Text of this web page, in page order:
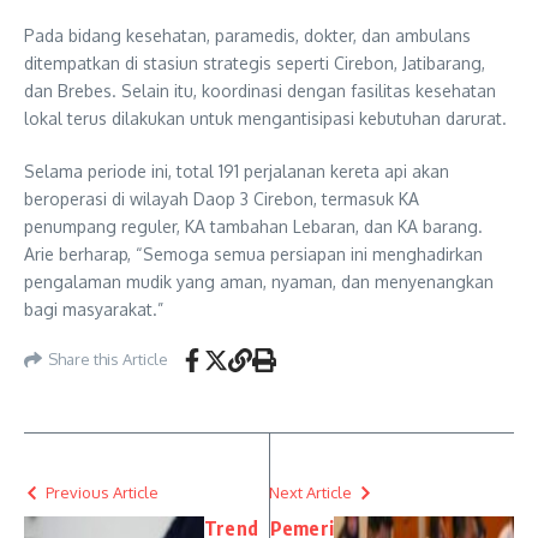
Pada bidang kesehatan, paramedis, dokter, dan ambulans
ditempatkan di stasiun strategis seperti Cirebon, Jatibarang,
dan Brebes. Selain itu, koordinasi dengan fasilitas kesehatan
lokal terus dilakukan untuk mengantisipasi kebutuhan darurat.
Selama periode ini, total 191 perjalanan kereta api akan
beroperasi di wilayah Daop 3 Cirebon, termasuk KA
penumpang reguler, KA tambahan Lebaran, dan KA barang.
Arie berharap, “Semoga semua persiapan ini menghadirkan
pengalaman mudik yang aman, nyaman, dan menyenangkan
bagi masyarakat.”
Share this Article
Previous Article
Trend
Next Article
Pemeri